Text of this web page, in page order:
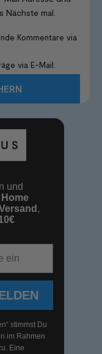
Nächste mal.
Kommentare via
via E-Mail.
und
,
stimmst Du
im Rahmen
Eine